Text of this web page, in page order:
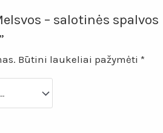
– salotinės spalvos
Būtini laukeliai pažymėti*